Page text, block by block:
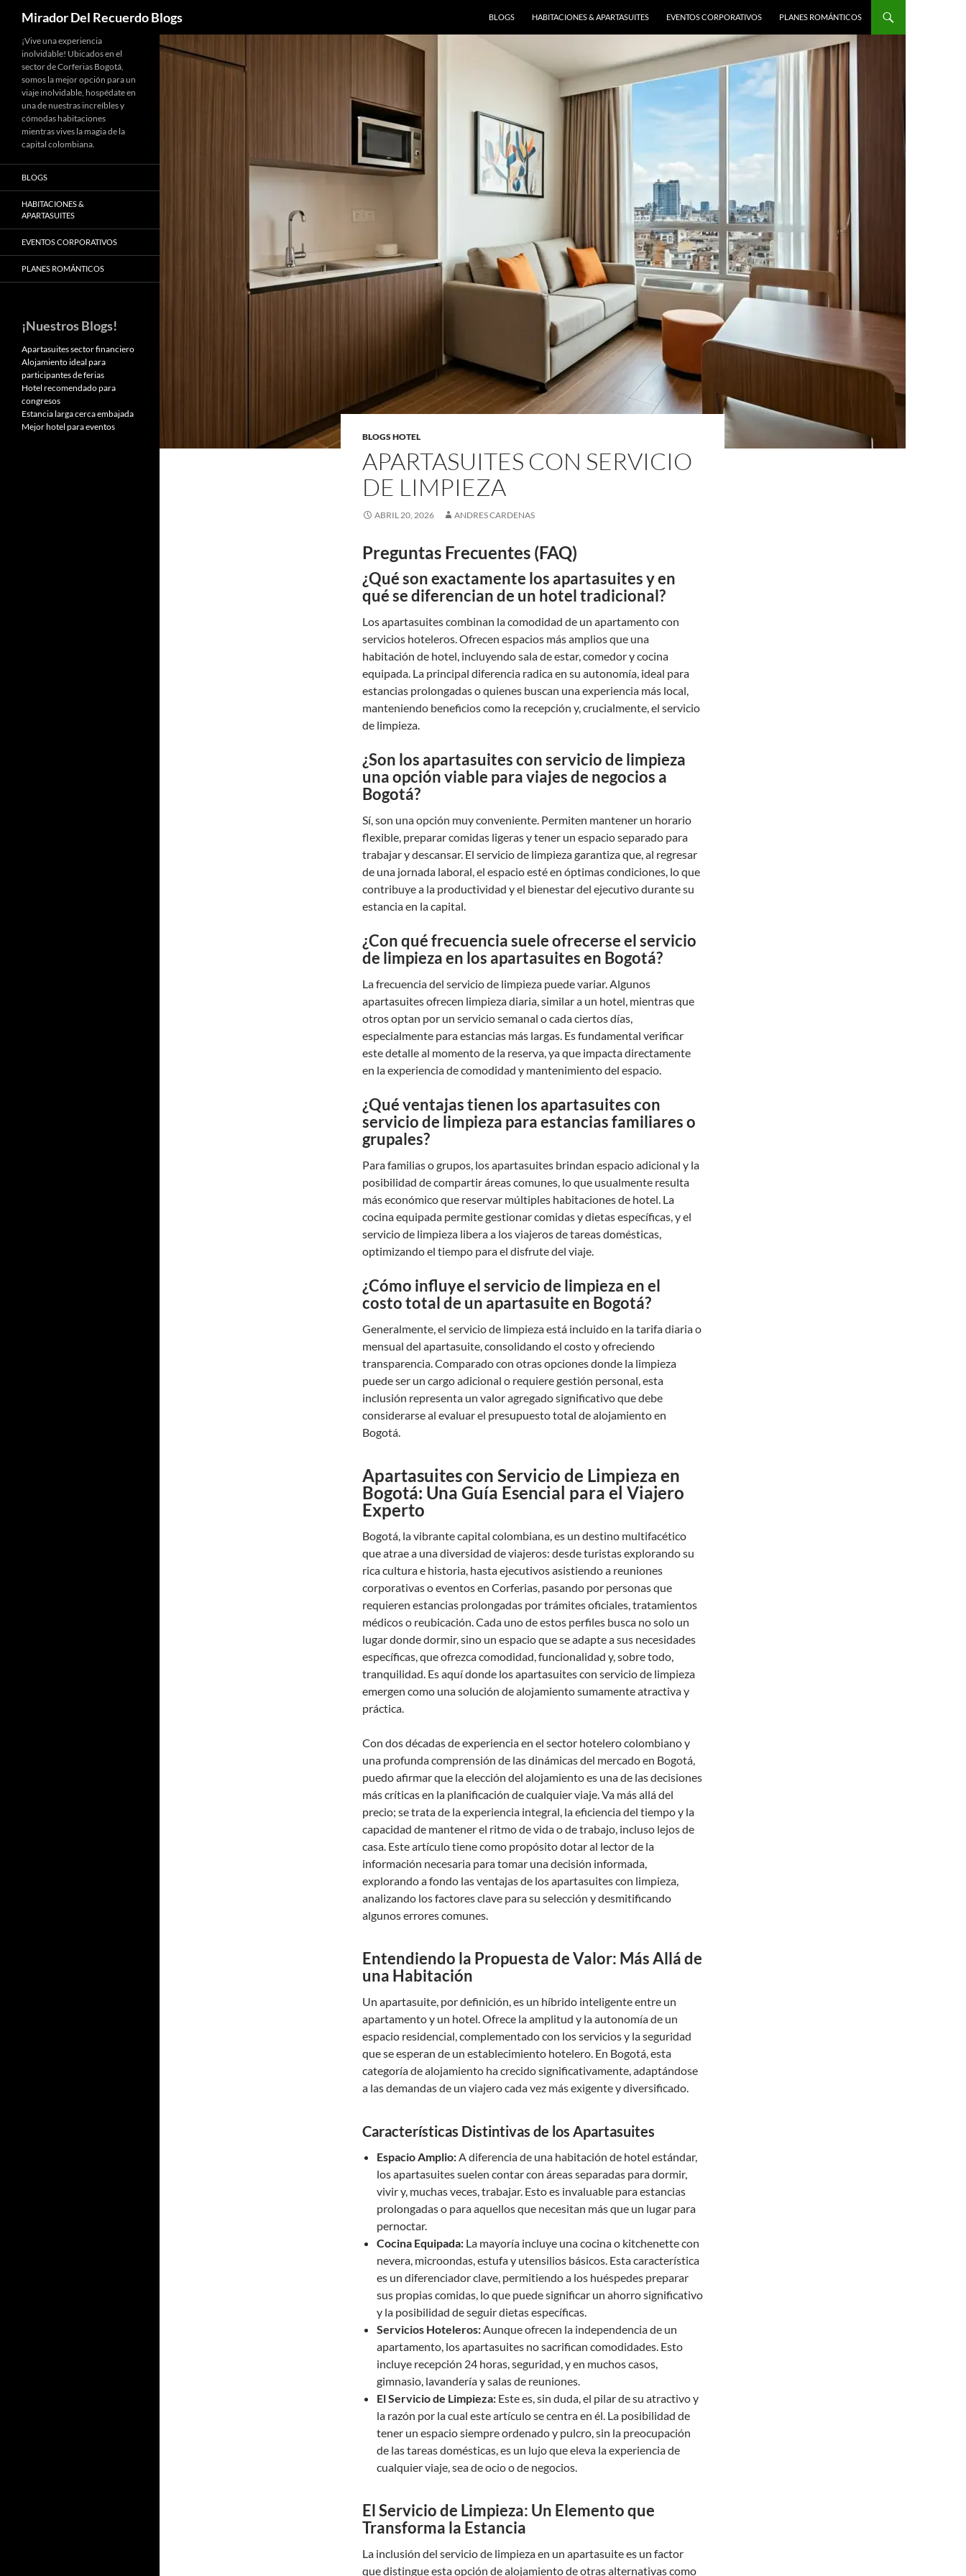
Saltar
contenido
Mirador Del Recuerdo Blogs BLOGS HABITACIONES & APARTASUITES EVENTOS CORPORATIVOS PLANES ROMÁNTICOS
BLOGS HOTEL
APARTASUITES CON SERVICIO
DE LIMPIEZA
ABRIL 20, 2026 ANDRES CARDENAS
Preguntas Frecuentes (FAQ)
¿Qué son exactamente los apartasuites y en
qué se diferencian de un hotel tradicional?
Los apartasuites combinan la comodidad de un apartamento con
servicios hoteleros. Ofrecen espacios más amplios que una
habitación de hotel, incluyendo sala de estar, comedor y cocina
equipada. La principal diferencia radica en su autonomía, ideal para
estancias prolongadas o quienes buscan una experiencia más local,
manteniendo beneficios como la recepción y, crucialmente, el servicio
de limpieza.
¿Son los apartasuites con servicio de limpieza
una opción viable para viajes de negocios a
Bogotá?
Sí, son una opción muy conveniente. Permiten mantener un horario
flexible, preparar comidas ligeras y tener un espacio separado para
trabajar y descansar. El servicio de limpieza garantiza que, al regresar
de una jornada laboral, el espacio esté en óptimas condiciones, lo que
contribuye a la productividad y el bienestar del ejecutivo durante su
estancia en la capital.
¿Con qué frecuencia suele ofrecerse el servicio
de limpieza en los apartasuites en Bogotá?
La frecuencia del servicio de limpieza puede variar. Algunos
apartasuites ofrecen limpieza diaria, similar a un hotel, mientras que
otros optan por un servicio semanal o cada ciertos días,
especialmente para estancias más largas. Es fundamental verificar
este detalle al momento de la reserva, ya que impacta directamente
en la experiencia de comodidad y mantenimiento del espacio.
¿Qué ventajas tienen los apartasuites con
servicio de limpieza para estancias familiares o
grupales?
Para familias o grupos, los apartasuites brindan espacio adicional y la
posibilidad de compartir áreas comunes, lo que usualmente resulta
más económico que reservar múltiples habitaciones de hotel. La
cocina equipada permite gestionar comidas y dietas específicas, y el
servicio de limpieza libera a los viajeros de tareas domésticas,
optimizando el tiempo para el disfrute del viaje.
¿Cómo influye el servicio de limpieza en el
costo total de un apartasuite en Bogotá?
Generalmente, el servicio de limpieza está incluido en la tarifa diaria o
mensual del apartasuite, consolidando el costo y ofreciendo
transparencia. Comparado con otras opciones donde la limpieza
puede ser un cargo adicional o requiere gestión personal, esta
inclusión representa un valor agregado significativo que debe
considerarse al evaluar el presupuesto total de alojamiento en
Bogotá.
Apartasuites con Servicio de Limpieza en
Bogotá: Una Guía Esencial para el Viajero
Experto
Bogotá, la vibrante capital colombiana, es un destino multifacético
que atrae a una diversidad de viajeros: desde turistas explorando su
rica cultura e historia, hasta ejecutivos asistiendo a reuniones
corporativas o eventos en Corferias, pasando por personas que
requieren estancias prolongadas por trámites oficiales, tratamientos
médicos o reubicación. Cada uno de estos perfiles busca no solo un
lugar donde dormir, sino un espacio que se adapte a sus necesidades
específicas, que ofrezca comodidad, funcionalidad y, sobre todo,
tranquilidad. Es aquí donde los apartasuites con servicio de limpieza
emergen como una solución de alojamiento sumamente atractiva y
práctica.
Con dos décadas de experiencia en el sector hotelero colombiano y
una profunda comprensión de las dinámicas del mercado en Bogotá,
puedo afirmar que la elección del alojamiento es una de las decisiones
más críticas en la planificación de cualquier viaje. Va más allá del
precio; se trata de la experiencia integral, la eficiencia del tiempo y la
capacidad de mantener el ritmo de vida o de trabajo, incluso lejos de
casa. Este artículo tiene como propósito dotar al lector de la
información necesaria para tomar una decisión informada,
explorando a fondo las ventajas de los apartasuites con limpieza,
analizando los factores clave para su selección y desmitificando
algunos errores comunes.
Entendiendo la Propuesta de Valor: Más Allá de
una Habitación
Un apartasuite, por definición, es un híbrido inteligente entre un
apartamento y un hotel. Ofrece la amplitud y la autonomía de un
espacio residencial, complementado con los servicios y la seguridad
que se esperan de un establecimiento hotelero. En Bogotá, esta
categoría de alojamiento ha crecido significativamente, adaptándose
a las demandas de un viajero cada vez más exigente y diversificado.
Características Distintivas de los Apartasuites
Espacio Amplio:A diferencia de una habitación de hotel estándar,
los apartasuites suelen contar con áreas separadas para dormir,
vivir y, muchas veces, trabajar. Esto es invaluable para estancias
prolongadas o para aquellos que necesitan más que un lugar para
pernoctar.
Cocina Equipada: La mayoría incluye una cocina o kitchenette con
nevera, microondas, estufa y utensilios básicos. Esta característica
es un diferenciador clave, permitiendo a los huéspedes preparar
sus propias comidas, lo que puede significar un ahorro significativo
y la posibilidad de seguir dietas específicas.
Servicios Hoteleros:Aunque ofrecen la independencia de un
apartamento, los apartasuites no sacrifican comodidades. Esto
incluye recepción 24 horas, seguridad, y en muchos casos,
gimnasio, lavandería y salas de reuniones.
El Servicio de Limpieza: Este es, sin duda, el pilar de su atractivo y
la razón por la cual este artículo se centra en él. La posibilidad de
tener un espacio siempre ordenado y pulcro, sin la preocupación
de las tareas domésticas, es un lujo que eleva la experiencia de
cualquier viaje, sea de ocio o de negocios.
El Servicio de Limpieza: Un Elemento que
Transforma la Estancia
La inclusión del servicio de limpieza en un apartasuite es un factor
que distingue esta opción de alojamiento de otras alternativas como
¡Vive una experiencia
inolvidable! Ubicados en el
sector de Corferias Bogotá,
somos la mejor opción para un
viaje inolvidable, hospédate en
una de nuestras increíbles y
cómodas habitaciones
mientras vives la magia de la
capital colombiana.
BLOGS
HABITACIONES &
APARTASUITES
EVENTOS CORPORATIVOS
PLANES ROMÁNTICOS
¡Nuestros Blogs!
Apartasuites sector financiero
Alojamiento ideal para
participantes de ferias
Hotel recomendado para
congresos
Estancia larga cerca embajada
Mejor hotel para eventos